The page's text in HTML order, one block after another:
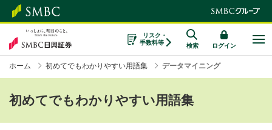
リスク・
手数料等
検索 ログイン
ホーム 初めてでもわかりやすい用語集 データマイニング
初めてでもわかりやすい用語集